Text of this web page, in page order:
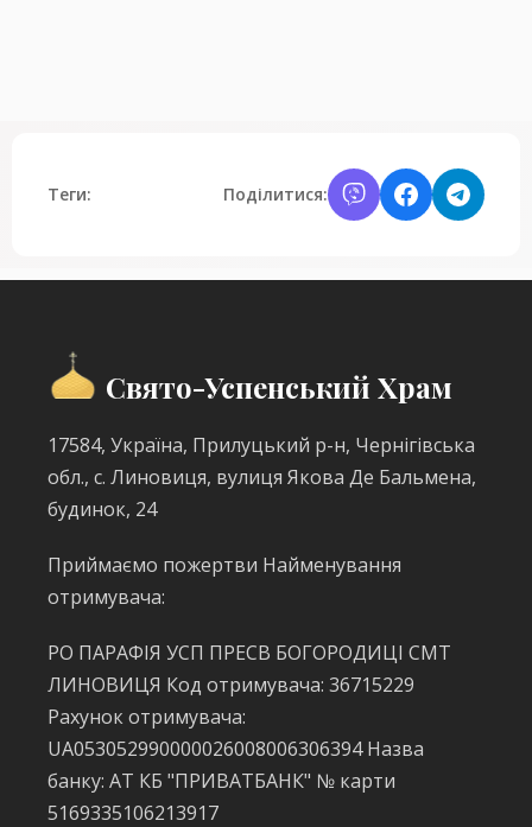
Теги: Поділитися:
Свято-Успенський Храм
17584, Україна, Прилуцький р-н, Чернігівська
обл., с. Линовиця, вулиця Якова Де Бальмена,
будинок, 24
Приймаємо пожертви Найменування
отримувача:
РО ПАРАФІЯ УСП ПРЕСВ БОГОРОДИЦІ СМТ
ЛИНОВИЦЯ Код отримувача: 36715229
Рахунок отримувача:
UA053052990000026008006306394 Назва
банку: АТ КБ "ПРИВАТБАНК" № карти
5169335106213917